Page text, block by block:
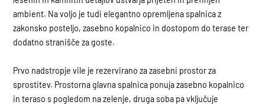
ambient. Na voljo je tudi elegantno opremljena spalnica z
zakonsko posteljo, zasebno kopalnico in dostopom do terase ter
dodatno stranišče za goste.
Prvo nadstropje vile je rezervirano za zasebni prostor za
sprostitev. Prostorna glavna spalnica ponuja zasebno kopalnico
in teraso s pogledom na zelenje, druga soba pa vključuje